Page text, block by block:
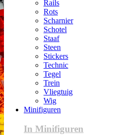
Rails
Rots
Scharnier
Schotel
Staaf
Steen
Stickers
Technic
Tegel
Trein
Vliegtuig
Wig
Minifiguren
In Minifiguren